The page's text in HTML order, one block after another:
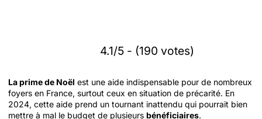
4.1/5 - (190 votes)
La prime de Noël est une aide indispensable pour de nombreux
foyers en France, surtout ceux en situation de précarité. En
2024, cette aide prend un tournant inattendu qui pourrait bien
mettre à mal le budget de plusieurs bénéficiaires.